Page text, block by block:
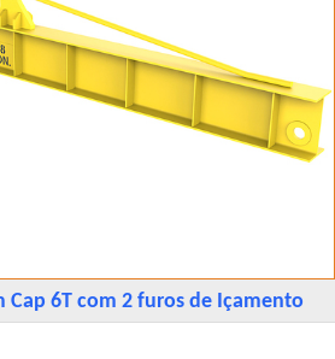
Cap 6T com 2 furos de Içamento